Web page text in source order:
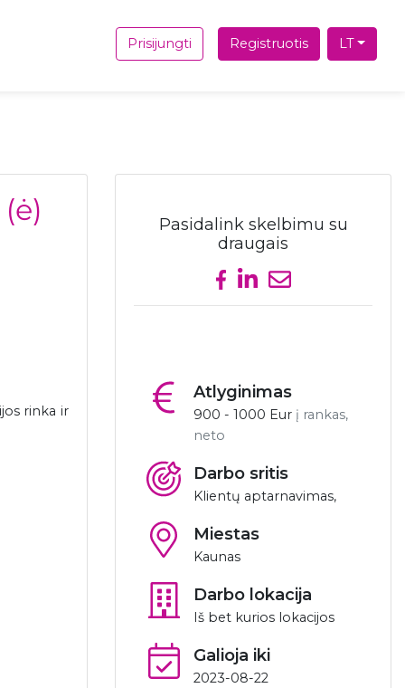
Prisijungti Registruotis LT
rinka ir
Pasidalink skelbimu su
draugais
Share on Facebook
Share on LinkedIn
Send email
Atlyginimas
900 - 1000 Eur į rankas,
neto
Darbo sritis
Klientų aptarnavimas,
Miestas
Kaunas
Darbo lokacija
Iš bet kurios lokacijos
Galioja iki
2023-08-22